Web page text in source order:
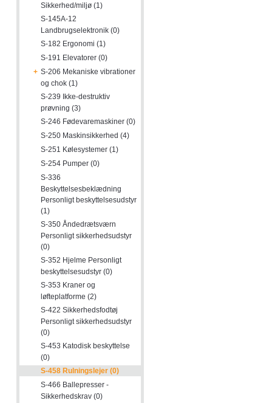
Sikkerhed/miljø (1)
S-145A-12
Landbrugselektronik (0)
S-182 Ergonomi (1)
S-191 Elevatorer (0)
+ S-206 Mekaniske vibrationer
og chok (1)
S-239 Ikke-destruktiv
prøvning (3)
S-246 Fødevaremaskiner (0)
S-250 Maskinsikkerhed (4)
S-251 Kølesystemer (1)
S-254 Pumper (0)
S-336
Beskyttelsesbeklædning
Personligt beskyttelsesudstyr
(1)
S-350 Åndedrætsværn
Personligt sikkerhedsudstyr
(0)
S-352 Hjelme Personligt
beskyttelsesudstyr (0)
S-353 Kraner og
løfteplatforme (2)
S-422 Sikkerhedsfodtøj
Personligt sikkerhedsudstyr
(0)
S-453 Katodisk beskyttelse
(0)
S-458 Rulningslejer (0)
S-466 Ballepresser -
Sikkerhedskrav (0)